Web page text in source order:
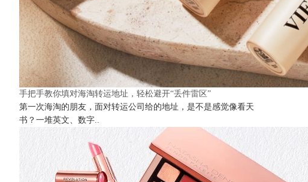
手把手教你填对海淘转运地址，轻松避开“丢件雷区”
第一次海淘的朋友，面对转运公司给的地址，是不是感觉像看天
书？一堆英文、数字..